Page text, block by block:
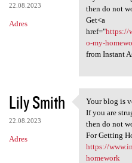
22.08.2023
Adres
then do not
Get<a
href="https://
o-my-
from Instant
Lily Smith
22.08.2023
Adres
Your blog
Your blog is
If you are
then do not
For Getting
https://
homework